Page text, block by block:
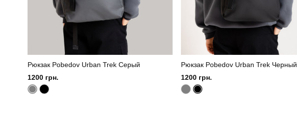
Рюкзак Pobedov Urban Trek Серый
1200 грн.
Рюкзак Pobedov Urban Trek Черный
1200 грн.